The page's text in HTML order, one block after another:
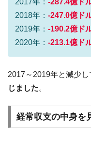
ータセンター整備」⇒
『Money1』
JPモル
ほぼ終わった」
『Money1』
韓国『国
発。
『Money1』
韓国政
ぎ」では。
2017年： -287.4億ド
2018年： -247.0億ド
2019年： -190.2億ド
2020年： -213.1億ド
2017～2019年と減少
じました。
経常収支の中身を